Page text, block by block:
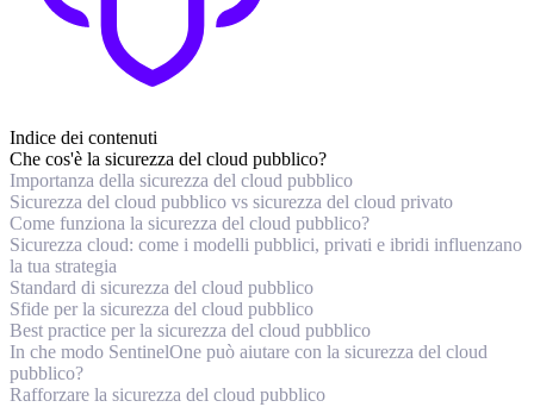
Indice dei contenuti
Che cos'è la sicurezza del cloud pubblico?
Importanza della sicurezza del cloud pubblico
Sicurezza del cloud pubblico vs sicurezza del cloud privato
Come funziona la sicurezza del cloud pubblico?
Sicurezza cloud: come i modelli pubblici, privati e ibridi influenzano
la tua strategia
Standard di sicurezza del cloud pubblico
Sfide per la sicurezza del cloud pubblico
Best practice per la sicurezza del cloud pubblico
In che modo SentinelOne può aiutare con la sicurezza del cloud
pubblico?
Rafforzare la sicurezza del cloud pubblico